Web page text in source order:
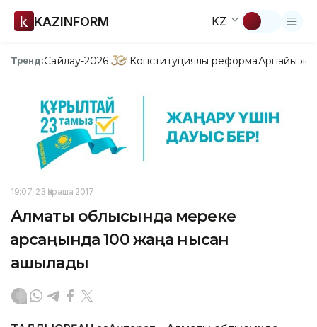
KAZINFORM KZ
Тренд:Сайлау-2026 Конституциялық реформаАрнайы
19:07, 23 Қараша 2017
Алматы облысында мереке
қарсаңында 100 жаңа нысан
ашылады